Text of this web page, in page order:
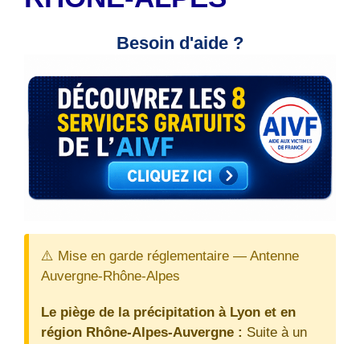
Besoin d'aide ?
⚠️ Mise en garde réglementaire — Antenne
Auvergne-Rhône-Alpes
Le piège de la précipitation à Lyon et en
région Rhône-Alpes-Auvergne : Suite à un